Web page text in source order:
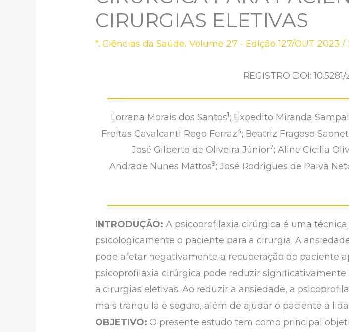
CIRURGIAS ELETIVAS
*,Ciências da Saúde,Volume 27 - Edição 127/OUT 2023 /
REGISTRO DOI:
Lorrana Morais dos Santos1; Expedito Miranda
Freitas Cavalcanti Rego Ferraz4; Beatriz Fragoso
José Gilberto de Oliveira Júnior7; Aline Cicilia
Andrade Nunes Mattos9; José Rodrigues de Paiva
INTRODUÇÃO: A psicoprofilaxia cirúrgica é uma
psicologicamente o paciente para a cirurgia. A
pode afetar negativamente a recuperação do paciente
psicoprofilaxia cirúrgica pode reduzir
a cirurgias eletivas. Ao reduzir a ansiedade, a
mais tranquila e segura, além de ajudar o paciente a
OBJETIVO:O presente estudo tem como principal